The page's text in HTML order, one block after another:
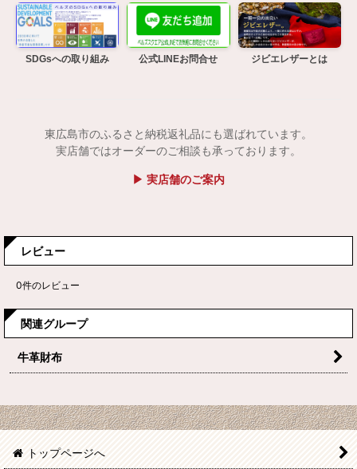
SDGsへの取り組み 公式LINEお問合せ ジビエレザーとは
東広島市のふるさと納税返礼品にも選ばれています。
実店舗ではオーダーのご相談も承っております。
▶ 実店舗のご案内
レビュー
0件のレビュー
関連グループ
牛革財布
トップページへ